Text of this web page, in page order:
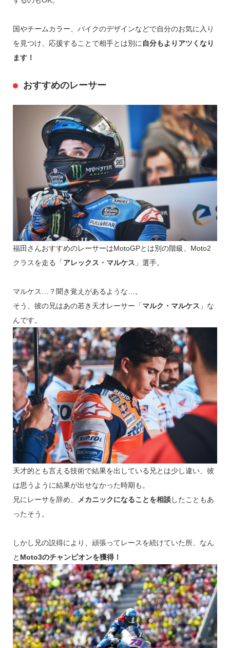
国やチームカラー、バイクのデザインなどで自分のお気に入り
を見つけ、応援することで相手とは別に自分もよりアツくなり
ます！
おすすめのレーサー
福田さんおすすめのレーサーはMotoGPとは別の階級、Moto2
クラスを走る「アレックス・マルケス 」選手。
マルケス…？聞き覚えがあるような…。
そう、彼の兄はあの若き天才レーサー「マルク・マルケス 」な
んです。
天才的とも言える技術で結果を出している兄とは少し違い、彼
は思うように結果が出せなかった時期も。
兄にレーサを辞め、 メカニックになることを相談したこともあ
ったそう。
しかし兄の説得により、頑張ってレースを続けていた所、なん
と Moto3のチャンピオンを獲得！